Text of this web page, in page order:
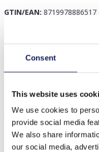
Consent
This website uses
We use cookies to
provide social media
We also share
our social media,
GTIN/EAN: 8719978886517
Beschrijving
H-E8.1 N823-001G S.
Anderen kochten ook